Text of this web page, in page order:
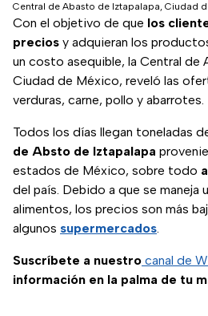
Central de Abasto de Iztapalapa, Ciudad
Con el objetivo de que los
precios y adquieran los
un costo asequible, la Central de
Ciudad de México, reveló las
verduras, carne, pollo y abarrotes.
Todos los días llegan toneladas
de Absto de Iztapalapa
estados de México, sobre todo
del país. Debido a que se maneja
alimentos, los precios son más
algunos supermercados.
Suscríbete a nuestro canal de
información en la palma de tu